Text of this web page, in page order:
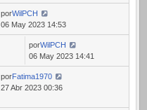
porWilPCH
06 May 2023 14:53
porWilPCH
06 May 2023 14:41
porFatima1970
27 Abr 2023 00:36